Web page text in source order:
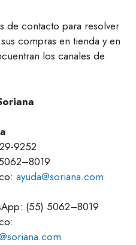
de contacto para resolver
compras en tienda y en
los canales de
9252
ayuda@soriana.com
(55) 5062–8019